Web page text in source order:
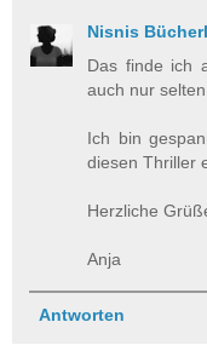
Nisnis
Das finde ich
auch nur
Ich bin
diesen Thriller
Herzliche
Anja
Antworten